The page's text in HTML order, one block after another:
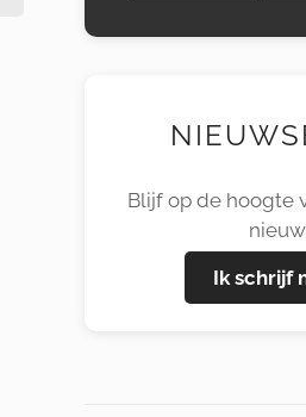
Blijf op de hoogte
Ik schrijf